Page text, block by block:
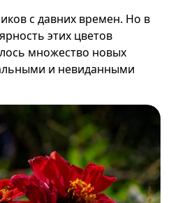
с давних времен. Но в
этих цветов
множество новых
и невиданными